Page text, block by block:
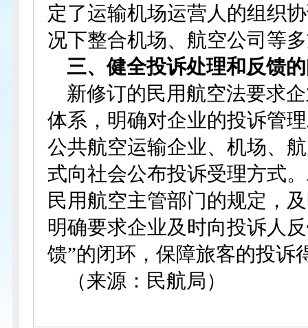
定了运输机场运营人的组织
况下整合机场、航空公司等
三、健全投诉处理和反馈
新修订的民用航空法要求
体系，明确对企业的投诉管
公共航空运输企业、机场、
式向社会公布投诉受理方式
民用航空主管部门的规定，
明确要求企业及时向投诉人
馈”的闭环，保障旅客的投诉
（来源：民航局）